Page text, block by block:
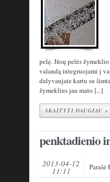
pelę. Jūsų pelės
valandą integruojami į
dalyvaujate kartu su
žymeklius jau mato [...]
SKAITYTI DAUGIAU »
penktadienio
2013-04-12
11:11 Parašė